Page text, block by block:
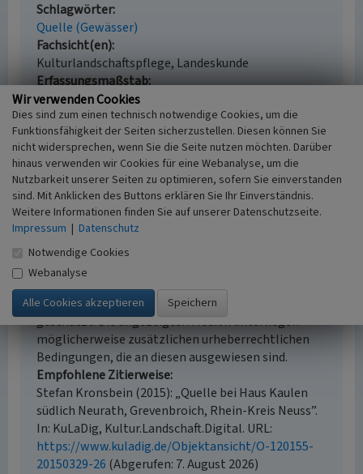
Schlagwörter
Quelle (Gewässer)
Fachsicht(en)
Kulturlandschaftspflege, Landeskunde
Erfassungsmaßstab
i.d.R. 1:5.000 (größer als 1:20.000)
Erfassungsmethode
Literaturauswertung, Geländebegehung/-
kartierung
Historischer Zeitraum
Ende 1960 bis 1970
Empfohlene Zitierweise
Urheberrechtlicher Hinweis
Der hier präsentierte Inhalt ist urheberrechtlich
geschützt. Die angezeigten Medien unterliegen
möglicherweise zusätzlichen urheberrechtlichen
Bedingungen, die an diesen ausgewiesen sind.
Empfohlene Zitierweise
Stefan Kronsbein (2015): „Quelle bei Haus Kaulen
südlich Neurath, Grevenbroich, Rhein-Kreis Neuss”.
In: KuLaDig, Kultur.Landschaft.Digital. URL:
https://www.kuladig.de/Objektansicht/O-120155-
20150329-26 (Abgerufen: 7. August 2026)
Wir verwenden Cookies
Dies sind zum einen technisch notwendige Cookies, um die
Funktionsfähigkeit der Seiten sicherzustellen. Diesen können Sie
nicht widersprechen, wenn Sie die Seite nutzen möchten. Darüber
hinaus verwenden wir Cookies für eine Webanalyse, um die
Nutzbarkeit unserer Seiten zu optimieren, sofern Sie einverstanden
sind. Mit Anklicken des Buttons erklären Sie Ihr Einverständnis.
Weitere Informationen finden Sie auf unserer Datenschutzseite.
Impressum | Datenschutz
Notwendige Cookies
Webanalyse